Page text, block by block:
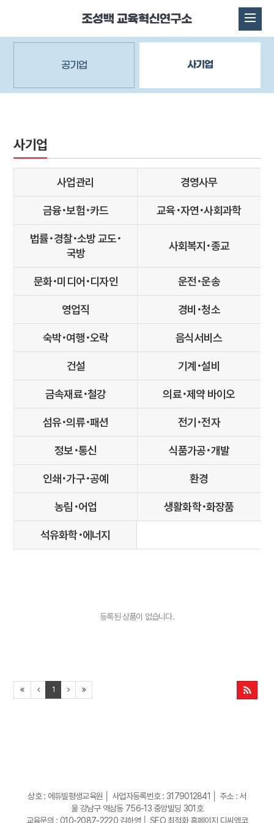
공기업 사기업
사기업
사업관리 경영사무
금융･보험･카드 교육･자연･사회과학
법률･경찰･소방 교도･
국방
사회복지･종교
문화･미디어･디자인 운전･운송
영업직 경비･청소
숙박･여행･오락 음식서비스
건설 기계･설비
금속재료･철강 의료･제약 바이오
섬유･의류･패션 전기･전자
정보･통신 식품가공･개발
인쇄･가구･공예 환경
농림･어업 생활화학･화장품
석유화학･에너지
등록된 상품이 없습니다.
1
상호 : 에듀빌평생교육원 │ 사업자등록번호 : 3179012841 │ 주소 : 서
울 강남구 역삼동 756-13 중앙빌딩 301호
교육문의 : 010-2087-2220 김하영 │ SEO 최적화 홈페이지 디씨엠코